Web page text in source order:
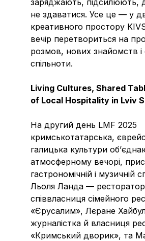
не здаватися. Усе це — у
креативного простору
вечір перетвориться на
розмов, нових знайомств і
спільноти.
Living Cultures, Shared
of Local Hospitality in Lviv
На другий день LMF 2025
кримськотатарська,
галицька культури
атмосферному вечорі,
гастрономічній і музичній
Льоля Ланда —
співвласниця сімейного
«Єрусалим», Лєране
журналістка й власниця
«Кримський дворик», та